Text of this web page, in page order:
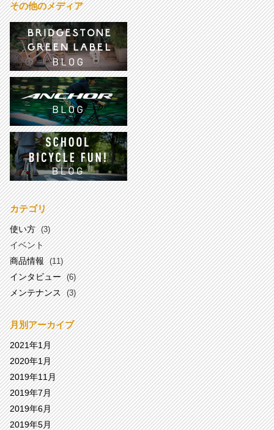
その他のメディア
カテゴリ
使い方 (3)
イベント
商品情報
(11)
インタビュー (6)
メンテナンス (3)
月別アーカイブ
2021年1月
2020年1月
2019年11月
2019年7月
2019年6月
2019年5月